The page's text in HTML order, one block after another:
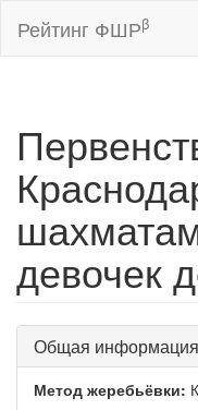
Рейтинг ФШРβ
девочек
Общая информация
Метод жеребьёвки: